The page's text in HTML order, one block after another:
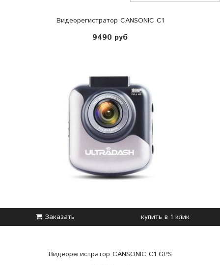
Видеорегистратор CANSONIC C1
9490 руб
Заказать купить в 1 клик
Видеорегистратор CANSONIC C1 GPS